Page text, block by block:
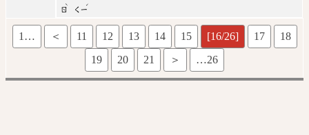
ㄖ
ˋ
ㄑㄧ
ˊ
1… ＜ 11 12 13 14 15 [16/26] 17
18
19
20 21 ＞ …26